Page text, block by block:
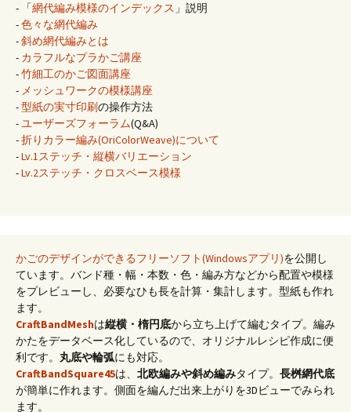
- 「網代編み模様のインデックス 」説明
-色々な網代編み
-斜め網代編みとは
- カラフルなプラかご講座
-竹細工のかご図面講座
- メッシュワークの模様講座
-型紙の実寸印刷の操作方法
-ユーザーズフォーラム(Q&A)
-折りカラー編み(OriColorWeave)について
-Lv.1ステッチ・縦横バリエーション
-Lv.2ステッチ・クロスベース模様
かごのデザインができるフリーソフト(Windowsアプリ)を公開し
ています。バンド種・幅・本数・色・編み方などから配置や模様
をプレビューし、必要なひも長を計算・集計します。型紙も作れ
ます。
CraftBandMeshは縦横・楕円底から立ち上げて編むタイプ。編み
かたをデータベース化しているので、オリジナルレシピ作成に便
利です。 丸底や輪弧にも対応。
CraftBandSquare45は、 北欧編みや斜め編みタイプ。 長桝網代底
が簡単に作れます。側面を編んだ出来上がりを3Dビューでみられ
ます。